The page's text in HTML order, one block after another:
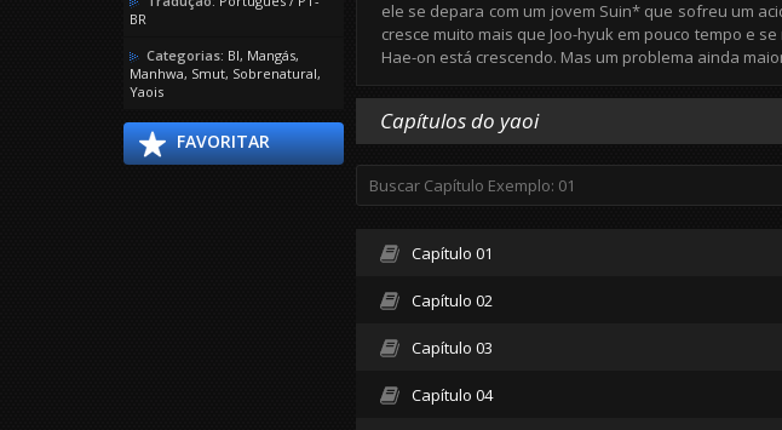
BR
Categorias: Bl, Mangás,
Manhwa, Smut, Sobrenatural,
Yaois
FAVORITAR
ele se depara com um jovem Suin* que sofreu um
cresce muito mais que Joo-hyuk em pouco tempo e
Hae-on está crescendo. Mas um problema ainda
Capítulos do yaoi
Capítulo 01
Capítulo 02
Capítulo 03
Capítulo 04